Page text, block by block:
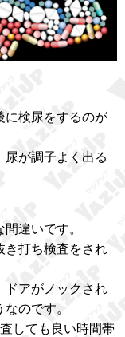
に検尿をするのが
尿が調子よく出る
違いです。
き打ち検査をされ
ドアがノックされ
のです。
しても良い時間帯